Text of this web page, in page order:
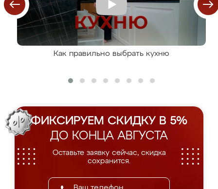
Как правильно выбрать кухню
ФИКСИРУЕМ СКИДКУ В 5%
ДО КОНЦА АВГУСТА
Оставьте заявку сейчас, скидка
сохранится.